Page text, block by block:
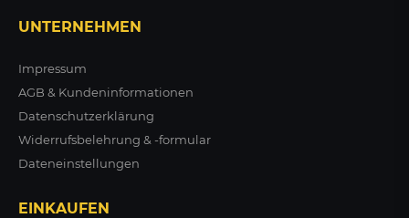
UNTERNEHMEN
Impressum
AGB & Kundeninformationen
Datenschutzerklärung
Widerrufsbelehrung & -formular
Dateneinstellungen
EINKAUFEN